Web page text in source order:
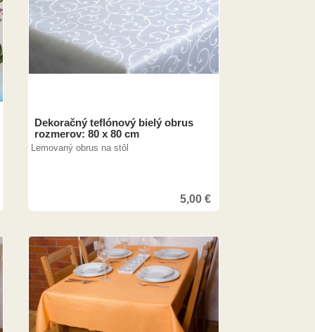
Dekoračný teflónový bielý obrus
rozmerov: 80 x 80 cm
Lemovaný obrus na stôl
5,00€